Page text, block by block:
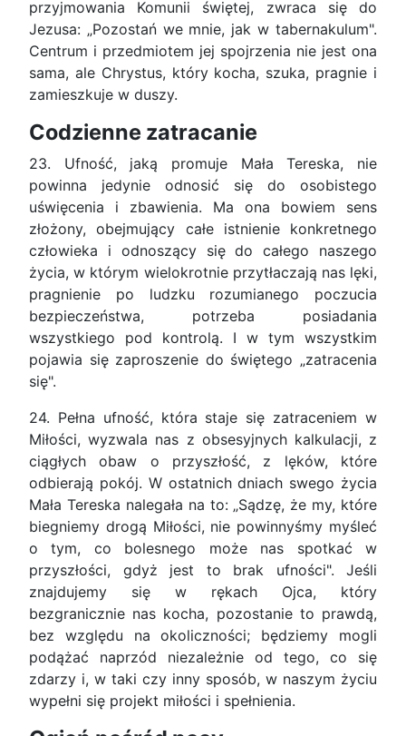
przyjmowania Komunii świętej, zwraca się do
Jezusa: „Pozostań we mnie, jak w tabernakulum".
Centrum i przedmiotem jej spojrzenia nie jest ona
sama, ale Chrystus, który kocha, szuka, pragnie i
zamieszkuje w duszy.
Codzienne zatracanie
23. Ufność, jaką promuje Mała Tereska, nie
powinna jedynie odnosić się do osobistego
uświęcenia i zbawienia. Ma ona bowiem sens
złożony, obejmujący całe istnienie konkretnego
człowieka i odnoszący się do całego naszego
życia, w którym wielokrotnie przytłaczają nas lęki,
pragnienie po ludzku rozumianego poczucia
bezpieczeństwa, potrzeba posiadania
wszystkiego pod kontrolą. I w tym wszystkim
pojawia się zaproszenie do świętego „zatracenia
się".
24. Pełna ufność, która staje się zatraceniem w
Miłości, wyzwala nas z obsesyjnych kalkulacji, z
ciągłych obaw o przyszłość, z lęków, które
odbierają pokój. W ostatnich dniach swego życia
Mała Tereska nalegała na to: „Sądzę, że my, które
biegniemy drogą Miłości, nie powinnyśmy myśleć
o tym, co bolesnego może nas spotkać w
przyszłości, gdyż jest to brak ufności". Jeśli
znajdujemy się w rękach Ojca, który
bezgranicznie nas kocha, pozostanie to prawdą,
bez względu na okoliczności; będziemy mogli
podążać naprzód niezależnie od tego, co się
zdarzy i, w taki czy inny sposób, w naszym życiu
wypełni się projekt miłości i spełnienia.